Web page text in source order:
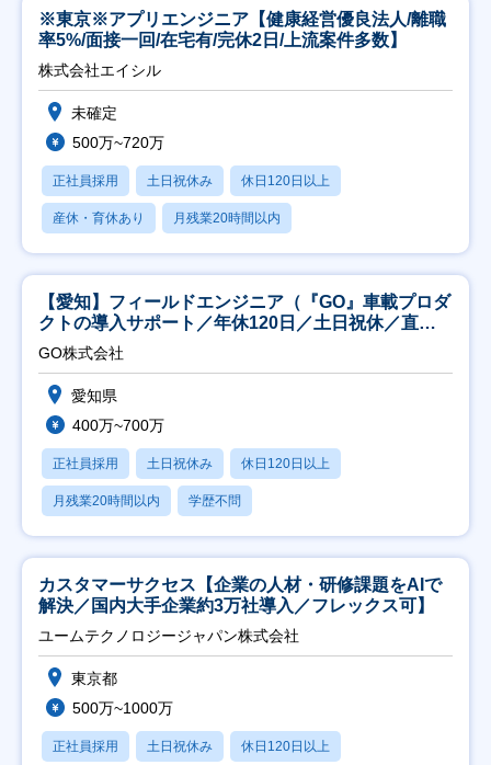
※東京※アプリエンジニア【健康経営優良法人/離職
率5%/面接一回/在宅有/完休2日/上流案件多数】
株式会社エイシル
未確定
500万~720万
正社員採用 土日祝休み 休日120日以上
産休・育休あり 月残業20時間以内
【愛知】フィールドエンジニア（『GO』車載プロダ
クトの導入サポート／年休120日／土日祝休／直行
直帰
GO株式会社
愛知県
400万~700万
正社員採用 土日祝休み 休日120日以上
月残業20時間以内 学歴不問
カスタマーサクセス【企業の人材・研修課題をAIで
解決／国内大手企業約3万社導入／フレックス可】
ユームテクノロジージャパン株式会社
東京都
500万~1000万
正社員採用 土日祝休み 休日120日以上